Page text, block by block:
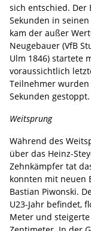
sich entschied. Der
Sekunden in
kam der außer
Neugebauer (VfB
Ulm 1846) startete
voraussichtlich
Teilnehmer
Sekunden gestoppt.
Weitsprung
Während des
über das Heinz-
Zehnkämpfer tat
konnten mit neuen
Bastian Piwonski.
U23-Jahr befindet,
Meter und